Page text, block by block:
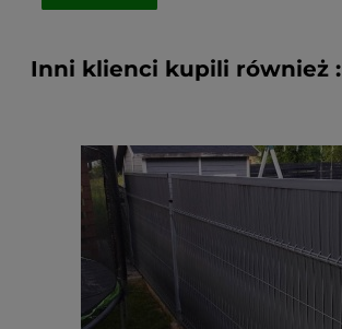
Inni klienci kupili również :